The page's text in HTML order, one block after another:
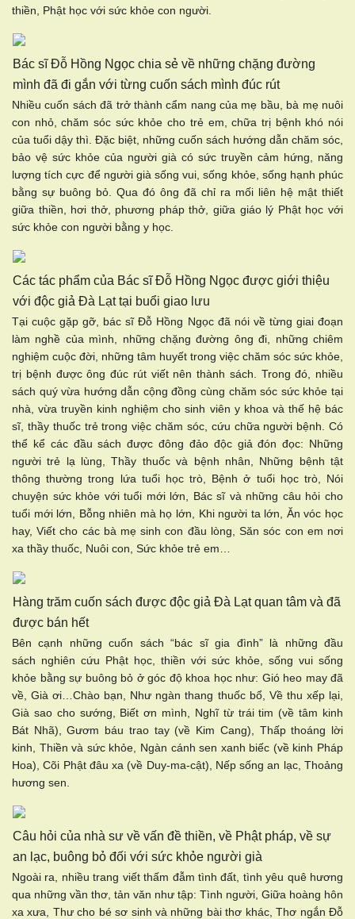
thiền, Phật học với sức khỏe con người.
Bác sĩ Đỗ Hồng Ngọc chia sẻ về những chặng đường
mình đã đi gắn với từng cuốn sách mình đúc rút
Nhiều cuốn sách đã trở thành cẩm nang của mẹ bầu, bà mẹ nuôi
con nhỏ, chăm sóc sức khỏe cho trẻ em, chữa trị bệnh khó nói
của tuổi dậy thì. Đặc biệt, những cuốn sách hướng dẫn chăm sóc,
bảo vệ sức khỏe của người già có sức truyền cảm hứng, năng
lượng tích cực để người già sống vui, sống khỏe, sống hạnh phúc
bằng sự buông bỏ. Qua đó ông đã chỉ ra mối liên hệ mật thiết
giữa thiền, hơi thở, phương pháp thở, giữa giáo lý Phật học với
sức khỏe con người bằng y học.
Các tác phẩm của Bác sĩ Đỗ Hồng Ngọc được giới thiệu
với độc giả Đà Lạt tại buổi giao lưu
Tại cuộc gặp gỡ, bác sĩ Đỗ Hồng Ngọc đã nói về từng giai đoạn
làm nghề của mình, những chặng đường ông đi, những chiêm
nghiệm cuộc đời, những tâm huyết trong việc chăm sóc sức khỏe,
trị bệnh được ông đúc rút viết nên thành sách. Trong đó, nhiều
sách quý vừa hướng dẫn cộng đồng cùng chăm sóc sức khỏe tại
nhà, vừa truyền kinh nghiệm cho sinh viên y khoa và thế hệ bác
sĩ, thầy thuốc trẻ trong việc chăm sóc, cứu chữa người bệnh. Có
thể kể các đầu sách được đông đảo độc giả đón đọc: Những
người trẻ lạ lùng, Thầy thuốc và bệnh nhân, Những bệnh tật
thông thường trong lứa tuổi học trò, Bệnh ở tuổi học trò, Nói
chuyện sức khỏe với tuổi mới lớn, Bác sĩ và những câu hỏi cho
tuổi mới lớn, Bỗng nhiên mà họ lớn, Khi người ta lớn, Ăn vóc học
hay, Viết cho các bà mẹ sinh con đầu lòng, Săn sóc con em nơi
xa thầy thuốc, Nuôi con, Sức khỏe trẻ em…
Hàng trăm cuốn sách được độc giả Đà Lạt quan tâm và đã
được bán hết
Bên cạnh những cuốn sách “bác sĩ gia đình” là những đầu
sách nghiên cứu Phật học, thiền với sức khỏe, sống vui sống
khỏe bằng sự buông bỏ ở góc độ khoa học như: Gió heo may đã
về, Già ơi…Chào bạn, Như ngàn thang thuốc bổ, Về thu xếp lại,
Già sao cho sướng, Biết ơn mình, Nghĩ từ trái tim (về tâm kinh
Bát Nhã), Gươm báu trao tay (về Kim Cang), Thấp thoáng lời
kinh, Thiền và sức khỏe, Ngàn cánh sen xanh biếc (về kinh Pháp
Hoa), Cõi Phật đâu xa (về Duy-ma-cật), Nếp sống an lạc, Thoảng
hương sen.
Câu hỏi của nhà sư về vấn đề thiền, về Phật pháp, về sự
an lạc, buông bỏ đối với sức khỏe người già
Ngoài ra, nhiều trang viết thấm đẫm tình đất, tình yêu quê hương
qua những vần thơ, tản văn như tập: Tình người, Giữa hoàng hôn
xa xưa, Thư cho bé sơ sinh và những bài thơ khác, Thơ ngắn Đỗ